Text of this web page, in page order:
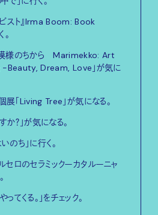
ビスト』Irma Boom: Book
模様のちから Marimekko: Art
Dream, Love」が気に
「Living Tree」が気になる。
か？」が気になる。
のち」に行く。
ルセロのセラミックーカタルーニャ
てくる。」をチェック。